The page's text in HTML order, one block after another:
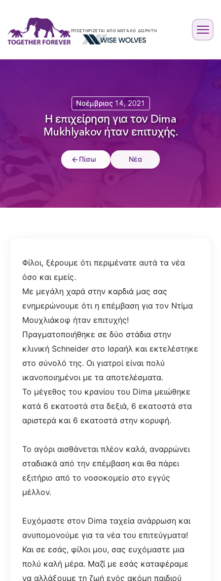
ΥΠΟΣΤΗΡΊΖΕΤΑΙ ΑΠΌ ΜΕΓΆΛΟ ΔΩΡΗΤΉ
Νοέμβριος 14, 2021
Η επιχείρηση για τον Dima
Mukhlyakov ήταν επιτυχής.
Πίσω Νέα
Φίλοι, ξέρουμε ότι περιμένατε αυτά τα νέα
όσο και εμείς.
Με μεγάλη χαρά στην καρδιά μας σας
ενημερώνουμε ότι η επέμβαση για τον Ντίμα
Μουχλιάκοφ ήταν επιτυχής!
Πραγματοποιήθηκε σε δύο στάδια στην
κλινική Schneider στο Ισραήλ και εκτελέστηκε
στο σύνολό της. Οι γιατροί είναι πολύ
ικανοποιημένοι με τα αποτελέσματα.
Το μέγεθος του κρανίου του Dima μειώθηκε
κατά 6 εκατοστά στα δεξιά, 6 εκατοστά στα
αριστερά και 6 εκατοστά στην κορυφή.
Το αγόρι αισθάνεται πλέον καλά, αναρρώνει
σταδιακά από την επέμβαση και θα πάρει
εξιτήριο από το νοσοκομείο στο εγγύς
μέλλον.
Ευχόμαστε στον Dima ταχεία ανάρρωση και
ανυπομονούμε για τα νέα του επιτεύγματα!
Και σε εσάς, φίλοι μου, σας ευχόμαστε μια
πολύ καλή μέρα. Μαζί με εσάς καταφέραμε
να αλλάξουμε τη ζωή ενός ακόμη παιδιού